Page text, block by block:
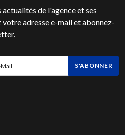
actualités de l'agence et ses
votre adresse e-mail et abonnez-
S'ABONNER